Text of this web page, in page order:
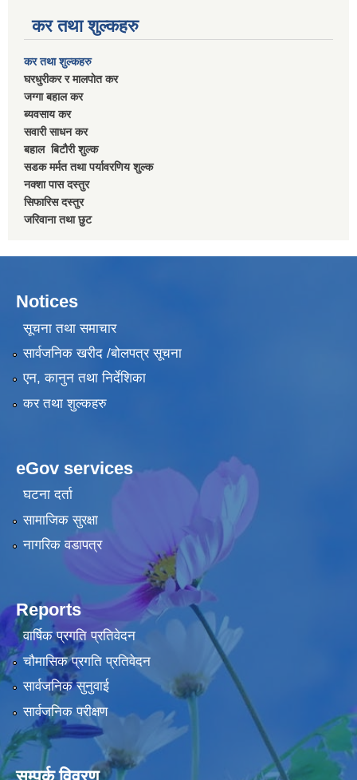
कर तथा शुल्कहरु
कर तथा शुल्कहरु
घरधुरीकर र मालपाेत कर
जग्गा बहाल कर
ब्यवसाय कर
सवारी साधन कर
बहाल बिटाैरी शुल्क
सडक मर्मत तथा पर्यावरणिय शुल्क
नक्शा पास दस्तुर
सिफारिस दस्तुर
जरिवाना तथा छुट
Notices
सूचना तथा समाचार
सार्वजनिक खरीद /बोलपत्र सूचना
एन, कानुन तथा निर्देशिका
कर तथा शुल्कहरु
eGov services
घटना दर्ता
सामाजिक सुरक्षा
नागरिक वडापत्र
Reports
वार्षिक प्रगति प्रतिवेदन
चौमासिक प्रगति प्रतिवेदन
सार्वजनिक सुनुवाई
सार्वजनिक परीक्षण